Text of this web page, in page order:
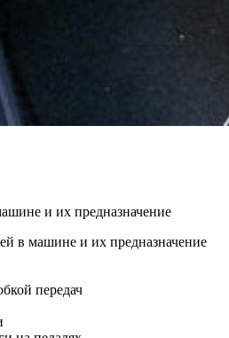
и их предназначение
в машине и их предназначение
передач